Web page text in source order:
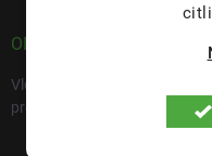
ODEBÍRAT NEWSLETTER
Vložte svůj e-mail a my vám
produktech na našem e-shopu.